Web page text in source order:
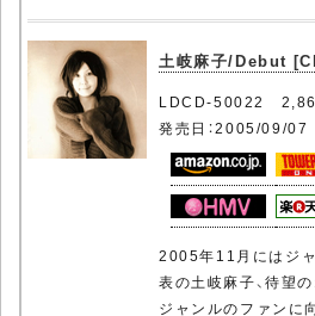
土岐麻子/Debut
LDCD-50022 2,860
発売日：2005/09/07
2005年11月にはジ
表の土岐麻子、待望
ジャンルのファンに